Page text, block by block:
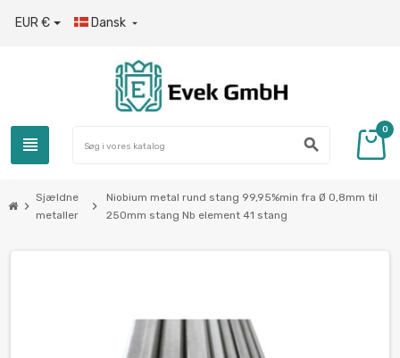
EUR € Dansk 
view_headline search
0
chevron_right
Sjældne
metaller
chevron_right
Niobium metal rund stang 99,95%min fra Ø 0,8mm til
250mm stang Nb element 41 stang